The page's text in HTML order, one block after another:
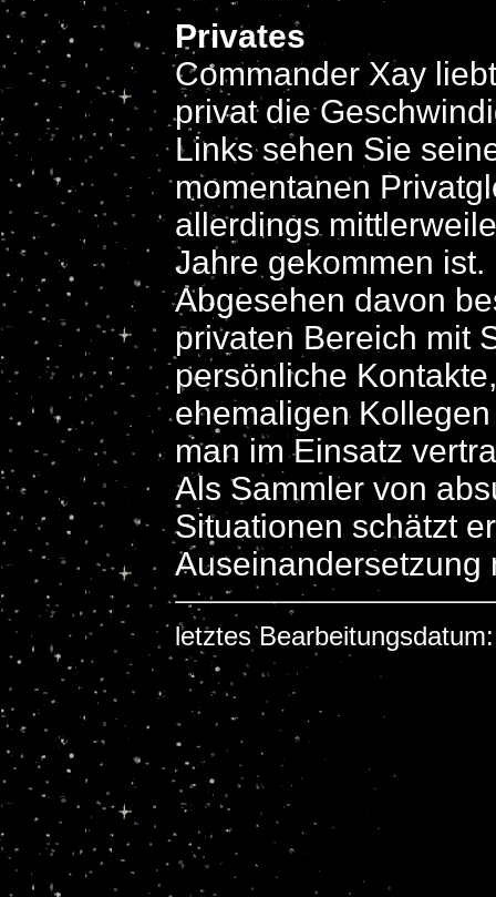
Privates
Commander Xay
privat die
Links sehen Sie
momentanen
allerdings
Jahre gekommen ist.
Abgesehen davon
privaten Bereich mit
persönliche
ehemaligen
man im Einsatz
Als Sammler von
Situationen schätzt
Auseinandersetzung
letztes